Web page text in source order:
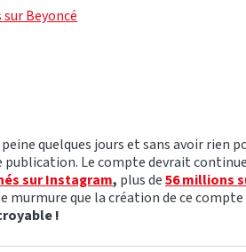
sur Beyoncé
quelques jours et sans avoir rien
Le compte devrait
sur Instagram, plus de56 millions
murmure que la création de ce
!